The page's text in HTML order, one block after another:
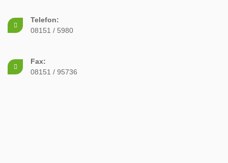
Telefon:
08151 / 5980
Fax:
08151 / 95736